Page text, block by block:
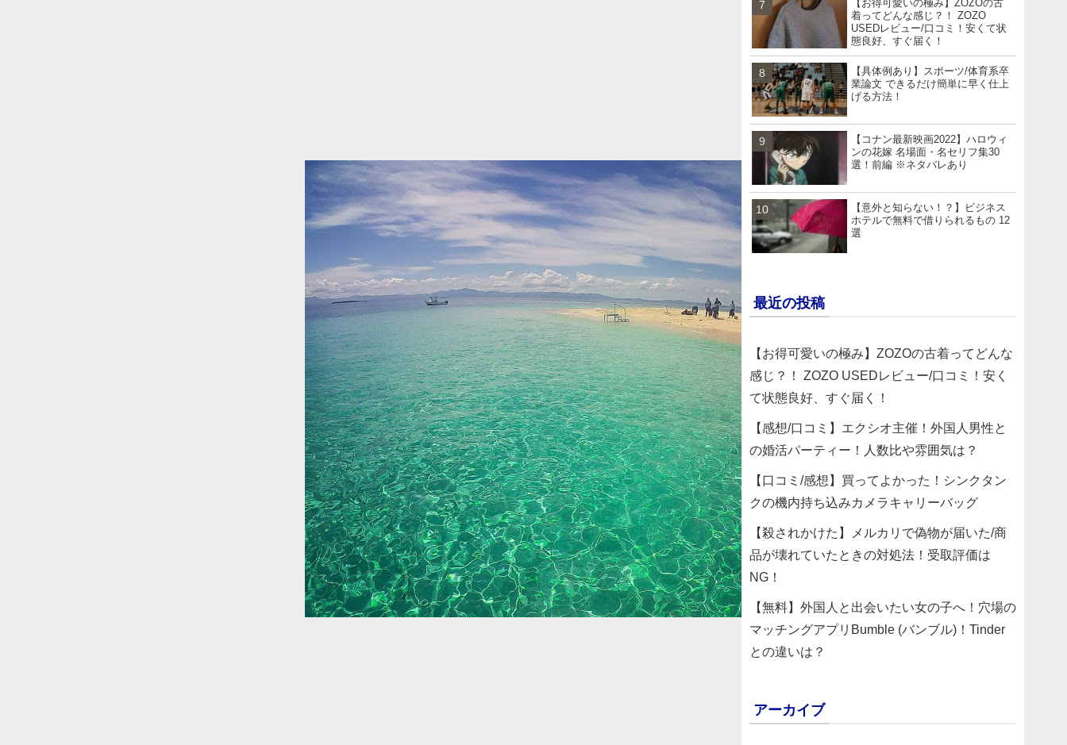
【お得可愛いの極み】ZOZOの古
着ってどんな感じ？！ ZOZO
USEDレビュー/口コミ！安くて状
態良好、すぐ届く！
【具体例あり】スポーツ/体育系卒
業論文 できるだけ簡単に早く仕上
げる方法！
【コナン最新映画2022】ハロウィ
ンの花嫁 名場面・名セリフ集30
選！前編 ※ネタバレあり
【意外と知らない！？】ビジネス
ホテルで無料で借りられるもの 12
選
最近の投稿
【お得可愛いの極み】ZOZOの古着ってどんな
感じ？！ ZOZO USEDレビュー/口コミ！安く
て状態良好、すぐ届く！
【感想/口コミ】エクシオ主催！外国人男性と
の婚活パーティー！人数比や雰囲気は？
【口コミ/感想】買ってよかった！シンクタン
クの機内持ち込みカメラキャリーバッグ
【殺されかけた】メルカリで偽物が届いた/商
品が壊れていたときの対処法！受取評価は
NG！
【無料】外国人と出会いたい女の子へ！穴場の
マッチングアプリBumble (バンブル)！Tinder
との違いは？
アーカイブ